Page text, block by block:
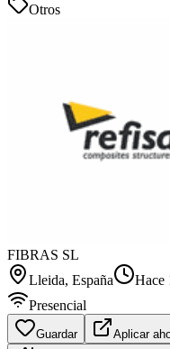
Otros
FIBRAS SL
Lleida, España Hace
Presencial
Guardar Aplicar